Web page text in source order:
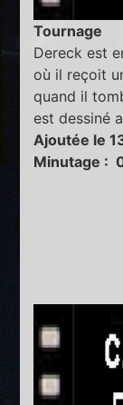
Tournage
Dereck est
où il reçoit
quand il
est dessiné
Ajoutée le
Minutage :